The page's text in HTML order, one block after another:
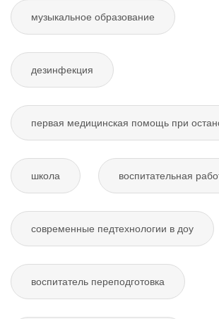
музыкальное образование
дезинфекция
школа воспитательная
современные педтехнологии в доу
воспитатель переподготовка